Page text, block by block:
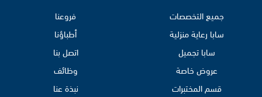
جميع التخصصات
سابا رعاية منزلية
سابا تجميل
عروض خاصة
قسم المختبرات
فروعنا
أطباؤنا
اتصل بنا
وظائف
نبذة عنا